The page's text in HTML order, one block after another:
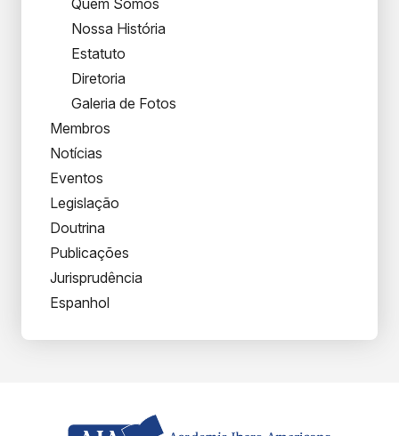
Quem Somos
Nossa História
Estatuto
Diretoria
Galeria de Fotos
Membros
Notícias
Eventos
Legislação
Doutrina
Publicações
Jurisprudência
Espanhol